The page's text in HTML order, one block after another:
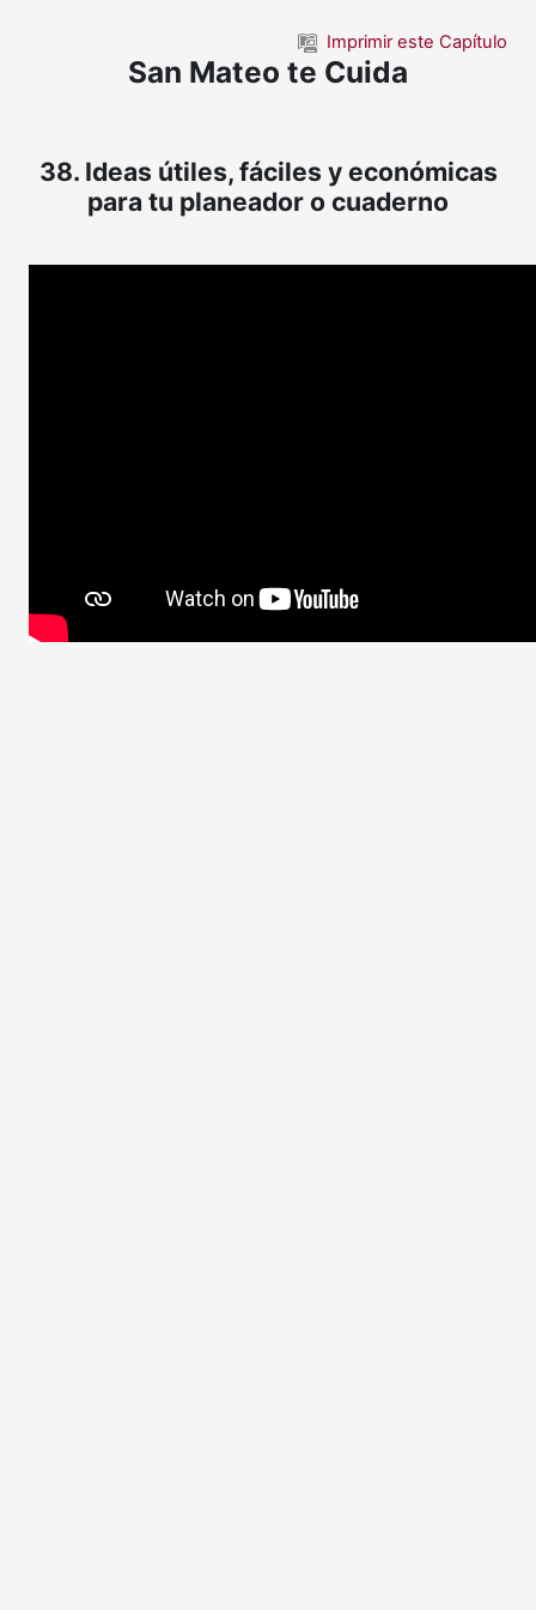
Imprimir este Capítulo
San Mateo te Cuida
38. Ideas útiles, fáciles y económicas
para tu planeador o cuaderno